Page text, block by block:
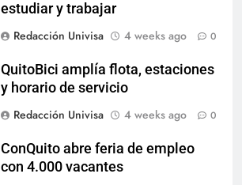
estudiar y trabajar
Redacción Univisa
4 weeks ago 0
QuitoBici amplía flota, estaciones
y horario de servicio
Redacción Univisa
4 weeks ago 0
ConQuito abre feria de empleo
con 4.000 vacantes